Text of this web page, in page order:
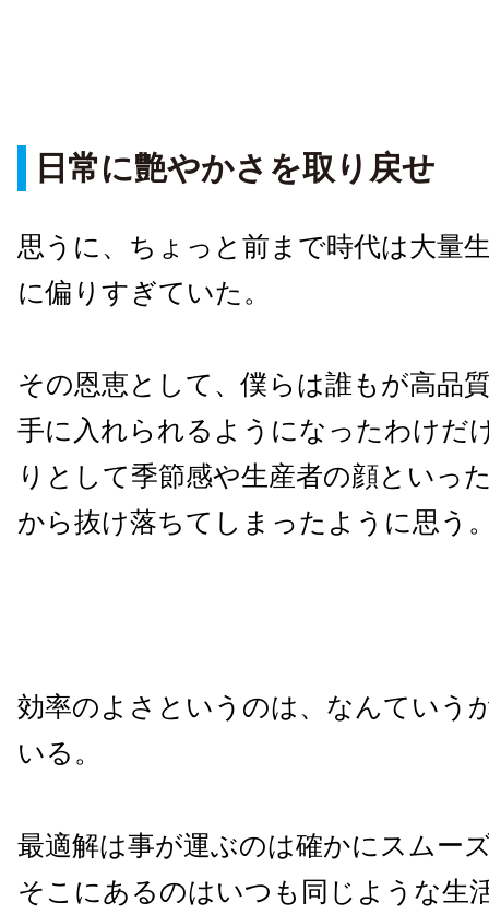
日常に艶やかさを取り戻せ
思うに、ちょっと前まで時代は大量
に偏りすぎていた。
その恩恵として、僕らは誰もが高品
手に入れられるようになったわけだ
りとして季節感や生産者の顔といっ
から抜け落ちてしまったように思う
効率のよさというのは、なんていう
いる。
最適解は事が運ぶのは確かにスムー
そこにあるのはいつも同じような生